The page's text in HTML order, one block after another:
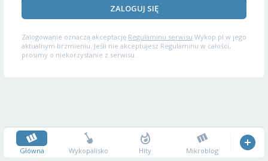
ZALOGUJ SIĘ
Zalogowanie oznacza akceptację Regulaminu serwisu Wykop.pl w jego
aktualnym brzmieniu. Jeśli nie akceptujesz Regulaminu w całości,
prosimy o niekorzystanie z serwisu.
Główna Wykopalisko Hity Mikroblog